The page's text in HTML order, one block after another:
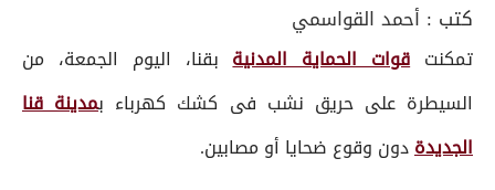
كتب : أحمد القواسمي
تمكنتقوات الحماية المدنيةبقنا، اليوم الجمعة، من
السيطرة على حريق نشب فى كشك كهرباء بمدينة قنا
الجديدةدون وقوع ضحايا أو مصابين.